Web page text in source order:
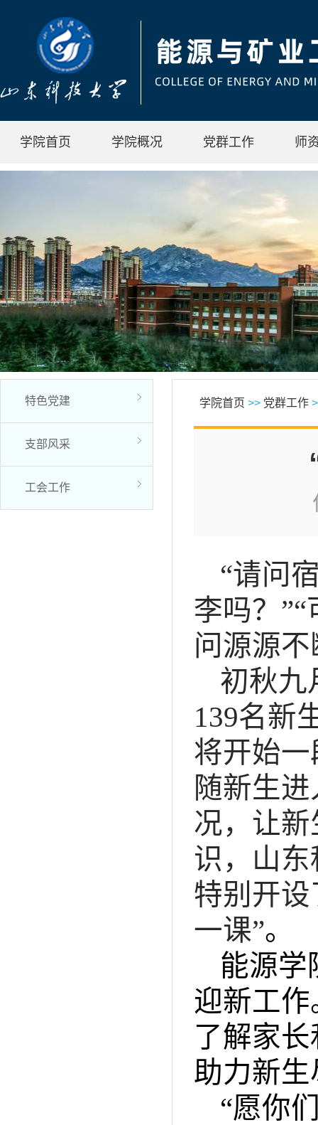
学院首页 学院概况 党群工作 师
特色党建
支部风采
工会工作
学院首页 >> 党群工作
“请问
李吗？
问源源
初秋九
139名新
将开始
随新生
况，让
识，山
特别开设
一课”。
能源学
迎新工
了解家
助力新
“愿你